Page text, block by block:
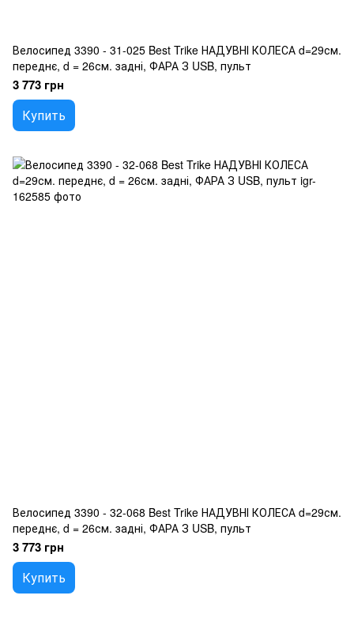
Велосипед 3390 - 31-025 Best Trike НАДУВНІ КОЛЕСА d=29см.
переднє, d = 26см. задні, ФАРА З USB, пульт
3 773 грн
Купить
Велосипед 3390 - 32-068 Best Trike НАДУВНІ КОЛЕСА d=29см.
переднє, d = 26см. задні, ФАРА З USB, пульт
3 773 грн
Купить